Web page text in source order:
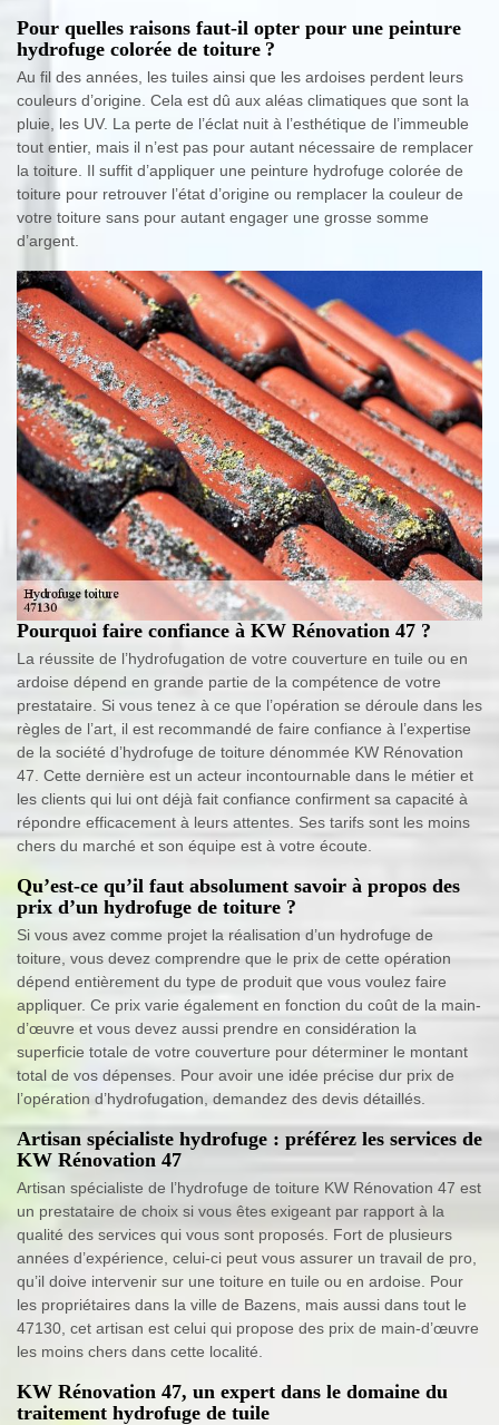
Pour quelles raisons faut-il opter pour une peinture
hydrofuge colorée de toiture ?
Au fil des années, les tuiles ainsi que les ardoises perdent leurs
couleurs d’origine. Cela est dû aux aléas climatiques que sont la
pluie, les UV. La perte de l’éclat nuit à l’esthétique de l’immeuble
tout entier, mais il n’est pas pour autant nécessaire de remplacer
la toiture. Il suffit d’appliquer une peinture hydrofuge colorée de
toiture pour retrouver l’état d’origine ou remplacer la couleur de
votre toiture sans pour autant engager une grosse somme
d’argent.
Pourquoi faire confiance à KW Rénovation 47 ?
La réussite de l’hydrofugation de votre couverture en tuile ou en
ardoise dépend en grande partie de la compétence de votre
prestataire. Si vous tenez à ce que l’opération se déroule dans les
règles de l’art, il est recommandé de faire confiance à l’expertise
de la société d’hydrofuge de toiture dénommée KW Rénovation
47. Cette dernière est un acteur incontournable dans le métier et
les clients qui lui ont déjà fait confiance confirment sa capacité à
répondre efficacement à leurs attentes. Ses tarifs sont les moins
chers du marché et son équipe est à votre écoute.
Qu’est-ce qu’il faut absolument savoir à propos des
prix d’un hydrofuge de toiture ?
Si vous avez comme projet la réalisation d’un hydrofuge de
toiture, vous devez comprendre que le prix de cette opération
dépend entièrement du type de produit que vous voulez faire
appliquer. Ce prix varie également en fonction du coût de la main-
d’œuvre et vous devez aussi prendre en considération la
superficie totale de votre couverture pour déterminer le montant
total de vos dépenses. Pour avoir une idée précise dur prix de
l’opération d’hydrofugation, demandez des devis détaillés.
Artisan spécialiste hydrofuge : préférez les services de
KW Rénovation 47
Artisan spécialiste de l’hydrofuge de toiture KW Rénovation 47 est
un prestataire de choix si vous êtes exigeant par rapport à la
qualité des services qui vous sont proposés. Fort de plusieurs
années d’expérience, celui-ci peut vous assurer un travail de pro,
qu’il doive intervenir sur une toiture en tuile ou en ardoise. Pour
les propriétaires dans la ville de Bazens, mais aussi dans tout le
47130, cet artisan est celui qui propose des prix de main-d’œuvre
les moins chers dans cette localité.
KW Rénovation 47, un expert dans le domaine du
traitement hydrofuge de tuile